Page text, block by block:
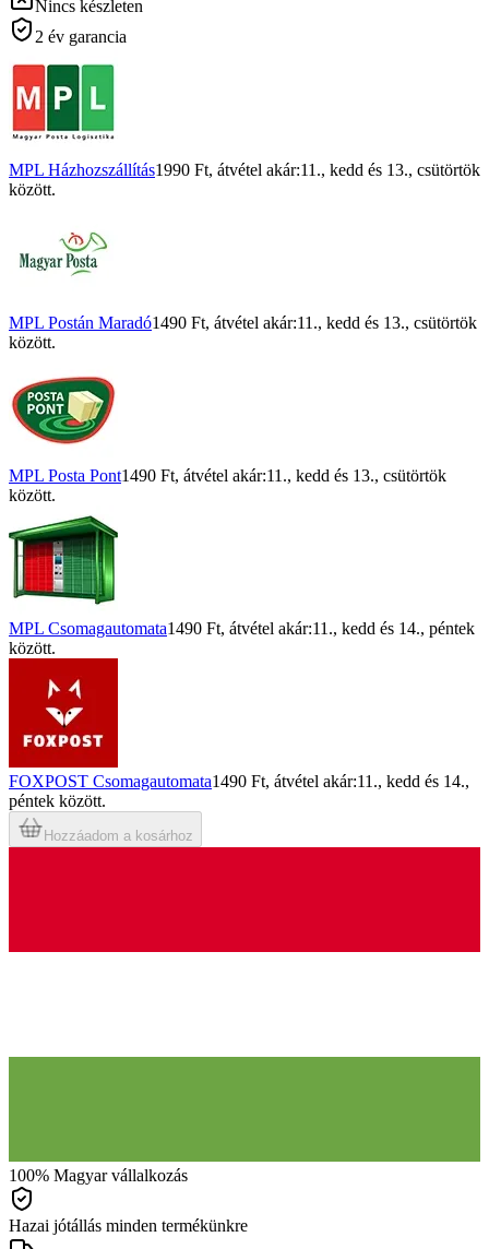
Nincs készleten
2 év garancia
MPL Házhozszállítás1990 Ft, átvétel akár:11., kedd és 13., csütörtök
között.
MPL Postán Maradó1490 Ft, átvétel akár:11., kedd és 13., csütörtök
között.
MPL Posta Pont1490 Ft, átvétel akár:11., kedd és 13., csütörtök
között.
MPL Csomagautomata1490 Ft, átvétel akár:11., kedd és 14., péntek
között.
FOXPOST Csomagautomata1490 Ft, átvétel akár:11., kedd és 14.,
péntek között.
Hozzáadom a kosárhoz
100% Magyar vállalkozás
Hazai jótállás minden termékünkre